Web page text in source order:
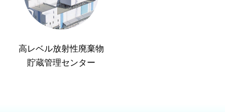
高レベル放射性廃棄物
貯蔵管理センター